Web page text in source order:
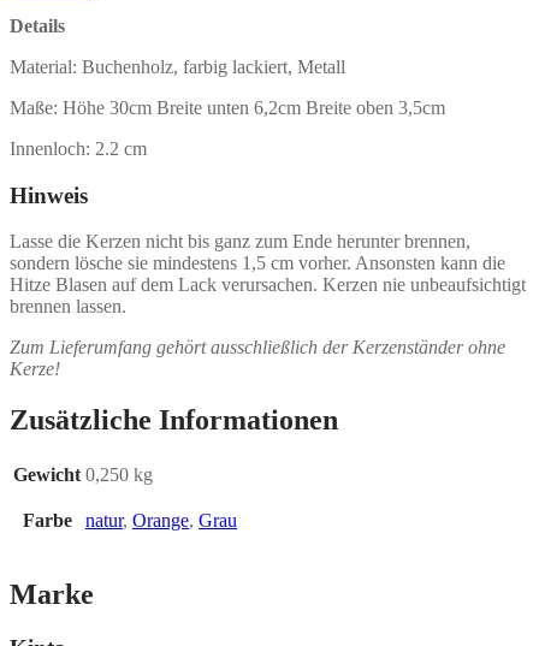
Details
Material: Buchenholz, farbig lackiert, Metall
Maße: Höhe 30cm Breite unten 6,2cm Breite oben 3,5cm
Innenloch: 2.2 cm
Hinweis
Lasse die Kerzen nicht bis ganz zum Ende herunter brennen,
sondern lösche sie mindestens 1,5 cm vorher. Ansonsten kann die
Hitze Blasen auf dem Lack verursachen. Kerzen nie unbeaufsichtigt
brennen lassen.
Zum Lieferumfang gehört ausschließlich der Kerzenständer ohne
Kerze!
Zusätzliche Informationen
Gewicht 0,250 kg
Farbe natur, Orange, Grau
Marke